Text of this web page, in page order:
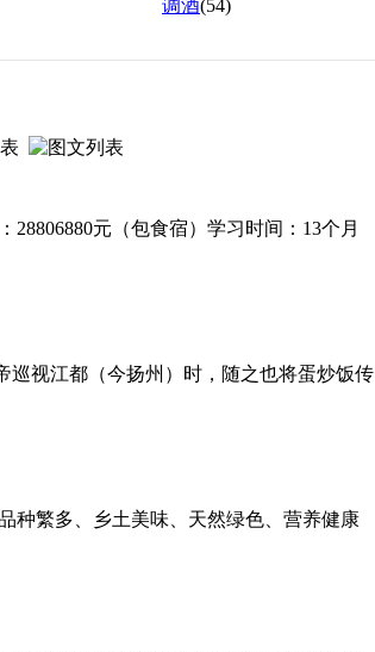
调酒(54)
元（包食宿）学习时间：13个月
巡视江都（今扬州）时，随之也将蛋炒饭传
种繁多、乡土美味、天然绿色、营养健康